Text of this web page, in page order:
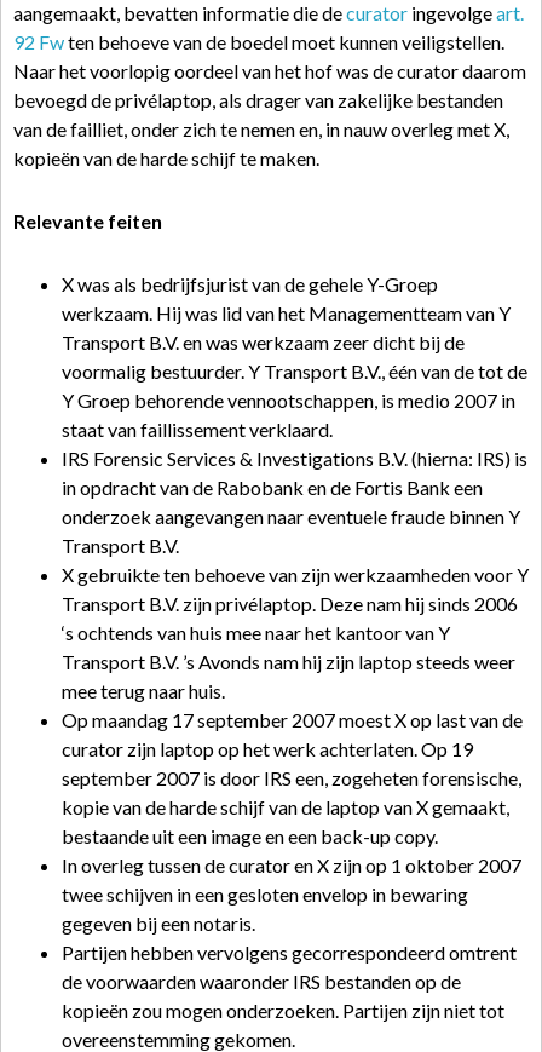
aangemaakt, bevatten informatie die decurator ingevolgeart.
92 Fwten behoeve van de boedel moet kunnen veiligstellen.
Naar het voorlopig oordeel van het hof was de curator daarom
bevoegd de privélaptop, als drager van zakelijke bestanden
van de failliet, onder zich te nemen en, in nauw overleg met X,
kopieën van de harde schijf te maken.
Relevante feiten
X was als bedrijfsjurist van de gehele Y-Groep
werkzaam. Hij was lid van het Managementteam van Y
Transport B.V. en was werkzaam zeer dicht bij de
voormalig bestuurder. Y Transport B.V., één van de tot de
Y Groep behorende vennootschappen, is medio 2007 in
staat van faillissement verklaard.
IRS Forensic Services & Investigations B.V. (hierna: IRS) is
in opdracht van de Rabobank en de Fortis Bank een
onderzoek aangevangen naar eventuele fraude binnen Y
Transport B.V.
X gebruikte ten behoeve van zijn werkzaamheden voor Y
Transport B.V. zijn privélaptop. Deze nam hij sinds 2006
‘s ochtends van huis mee naar het kantoor van Y
Transport B.V. ’s Avonds nam hij zijn laptop steeds weer
mee terug naar huis.
Op maandag 17 september 2007 moest X op last van de
curator zijn laptop op het werk achterlaten. Op 19
september 2007 is door IRS een, zogeheten forensische,
kopie van de harde schijf van de laptop van X gemaakt,
bestaande uit een image en een back-up copy.
In overleg tussen de curator en X zijn op 1 oktober 2007
twee schijven in een gesloten envelop in bewaring
gegeven bij een notaris.
Partijen hebben vervolgens gecorrespondeerd omtrent
de voorwaarden waaronder IRS bestanden op de
kopieën zou mogen onderzoeken. Partijen zijn niet tot
overeenstemming gekomen.